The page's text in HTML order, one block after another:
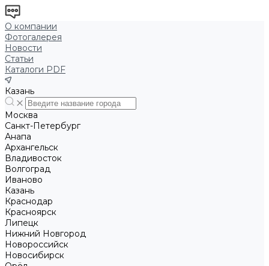
О компании
Фотогалерея
Новости
Статьи
Каталоги PDF
Казань
Москва
Санкт-Петербург
Анапа
Архангельск
Владивосток
Волгоград
Иваново
Казань
Краснодар
Красноярск
Липецк
Нижний Новгород
Новороссийск
Новосибирск